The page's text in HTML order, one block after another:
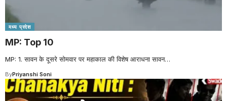
मध्य प्रदेश
MP: Top 10
MP: 1. सावन के दूसरे सोमवार पर महाकाल की विशेष आराधना सावन…
ByPriyanshi Soni